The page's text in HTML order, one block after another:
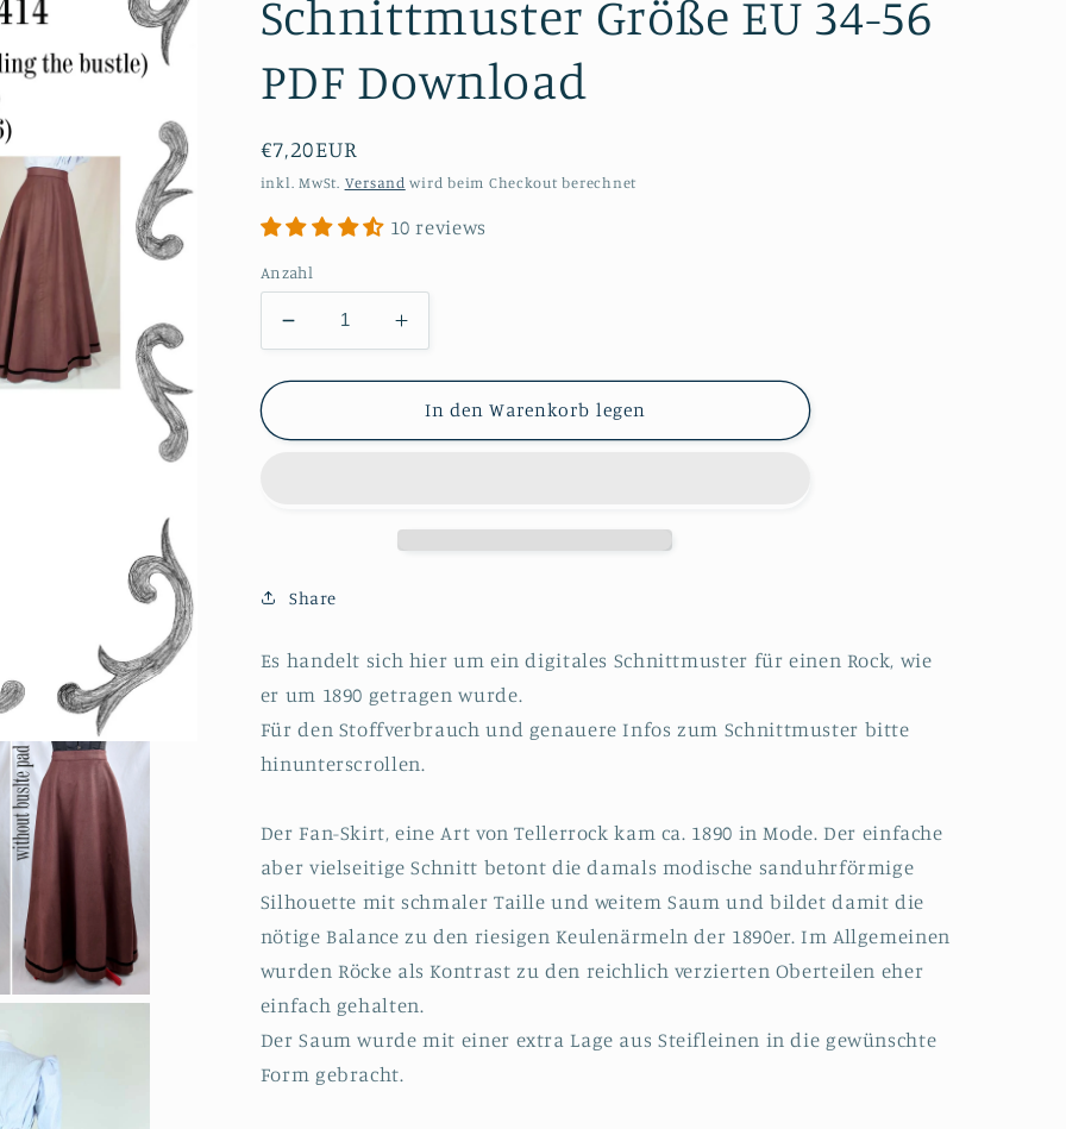
Schnittmuster Größe EU 34-56
PDF Download
Normaler
Preis
€7,20EUR
inkl. MwSt. Versand wird beim Checkout berechnet
10 reviews
Anzahl
Verringere
die
Menge
#0414
1890
EU
34-
56
Download
Erhöhe
die
Menge
für
#0414
EU
34-
56
Download
In den Warenkorb legen
Share
Es handelt sich hier um ein digitales Schnittmuster für einen Rock, wie
er um 1890 getragen wurde.
Für den Stoffverbrauch und genauere Infos zum Schnittmuster bitte
hinunterscrollen.
Der Fan-Skirt, eine Art von Tellerrock kam ca. 1890 in Mode. Der einfache
aber vielseitige Schnitt betont die damals modische sanduhrförmige
Silhouette mit schmaler Taille und weitem Saum und bildet damit die
nötige Balance zu den riesigen Keulenärmeln der 1890er. Im Allgemeinen
wurden Röcke als Kontrast zu den reichlich verzierten Oberteilen eher
einfach gehalten.
Der Saum wurde mit einer extra Lage aus Steifleinen in die gewünschte
Form gebracht.